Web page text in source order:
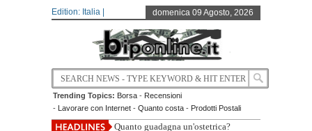
Edition: Italia | domenica 09 Agosto, 2026
Trending Topics: Borsa - Recensioni
- Lavorare con Internet - Quanto costa - Prodotti Postali
Quanto guadagna un'ostetrica?